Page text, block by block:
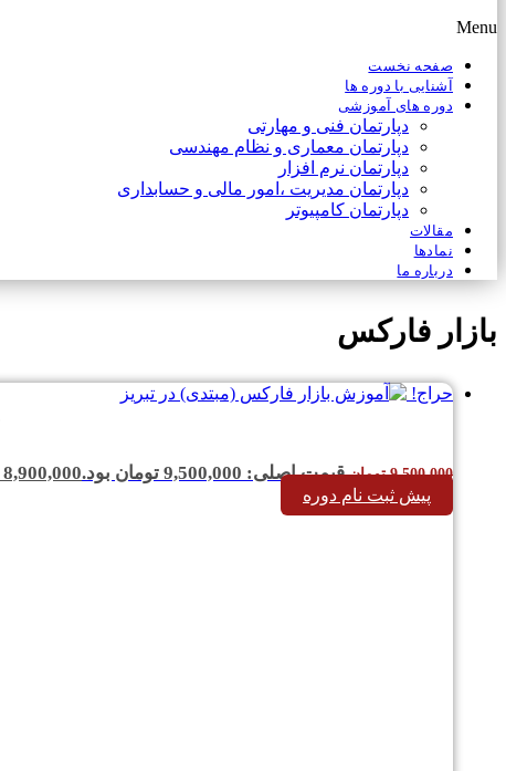
Menu
صفحه نخست
آشنایی با دوره ها
دوره های آموزشی
دپارتمان فنی و مهارتی
دپارتمان معماری و نظام مهندسی
دپارتمان نرم افزار
دپارتمان مدیریت ،امور مالی و حسابداری
دپارتمان کامپیوتر
مقالات
نمادها
درباره ما
بازار فارکس
حراج!
9,500,000 تومان قیمت اصلی: 9,500,000 تومان بود. 8,900,000
پیش ثبت نام دوره